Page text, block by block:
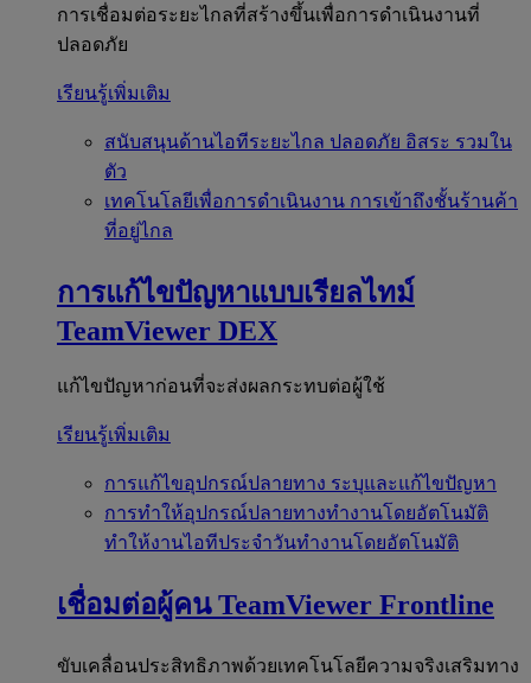
การเชื่อมต่อระยะไกลที่สร้างขึ้นเพื่อการดำเนินงานที่
ปลอดภัย
เรียนรู้เพิ่มเติม
สนับสนุนด้านไอทีระยะไกล ปลอดภัย อิสระ รวมใน
ตัว
เทคโนโลยีเพื่อการดำเนินงาน การเข้าถึงชั้นร้านค้า
ที่อยู่ไกล
การแก้ไขปัญหาแบบเรียลไทม์
TeamViewer DEX
แก้ไขปัญหาก่อนที่จะส่งผลกระทบต่อผู้ใช้
เรียนรู้เพิ่มเติม
การแก้ไขอุปกรณ์ปลายทาง ระบุและแก้ไขปัญหา
การทำให้อุปกรณ์ปลายทางทำงานโดยอัตโนมัติ
ทำให้งานไอทีประจำวันทำงานโดยอัตโนมัติ
เชื่อมต่อผู้คน TeamViewer Frontline
ขับเคลื่อนประสิทธิภาพด้วยเทคโนโลยีความจริงเสริมทาง